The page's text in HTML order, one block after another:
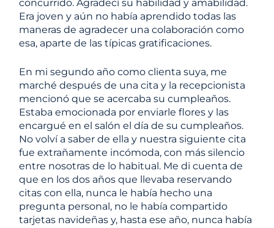
concurrido. Agradecí su habilidad y amabilidad.
Era joven y aún no había aprendido todas las
maneras de agradecer una colaboración como
esa, aparte de las típicas gratificaciones.
En mi segundo año como clienta suya, me
marché después de una cita y la recepcionista
mencionó que se acercaba su cumpleaños.
Estaba emocionada por enviarle flores y las
encargué en el salón el día de su cumpleaños.
No volví a saber de ella y nuestra siguiente cita
fue extrañamente incómoda, con más silencio
entre nosotras de lo habitual. Me di cuenta de
que en los dos años que llevaba reservando
citas con ella, nunca le había hecho una
pregunta personal, no le había compartido
tarjetas navideñas y, hasta ese año, nunca había